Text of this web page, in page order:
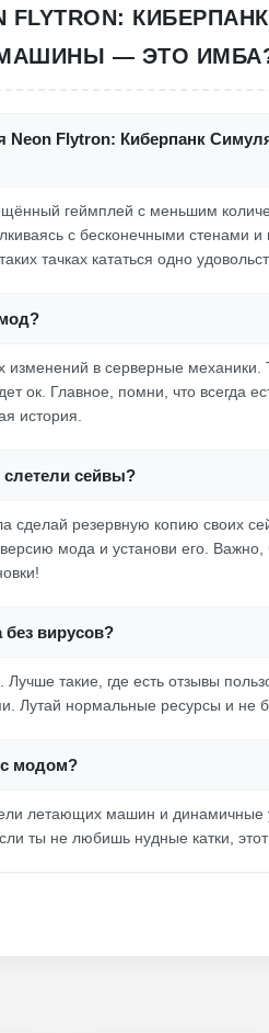
— ЭТО
Neon Flytron: Киберпанк
геймплей с меньшим
с бесконечными стенами
тачках кататься одно
изменений в серверные механики.
ок. Главное, помни, что всегда
история.
слетели сейвы?
сделай резервную копию своих
мода и установи его.
вирусов?
Лучше такие, где есть отзывы
Лутай нормальные ресурсы и не
модом?
летающих машин и динамичные
ты не любишь нудные катки,